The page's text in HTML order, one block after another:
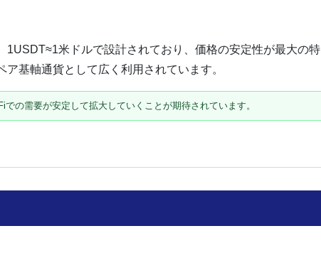
米ドルで設計されており、価格の安定性が最大の特
基軸通貨として広く利用されています。
の需要が安定して拡大していくことが期待されています。